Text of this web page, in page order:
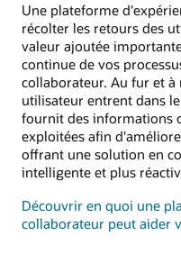
Une plateforme
récolter les retours des
valeur ajoutée
continue de vos
collaborateur. Au fur et à
utilisateur entrent dans
fournit des informations
exploitées afin
offrant une solution en
intelligente et plus
Découvrir en quoi une
collaborateur peut aider